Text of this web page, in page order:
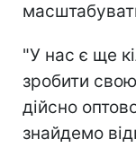
"У нас є ще
зробити
дійсно
знайдемо